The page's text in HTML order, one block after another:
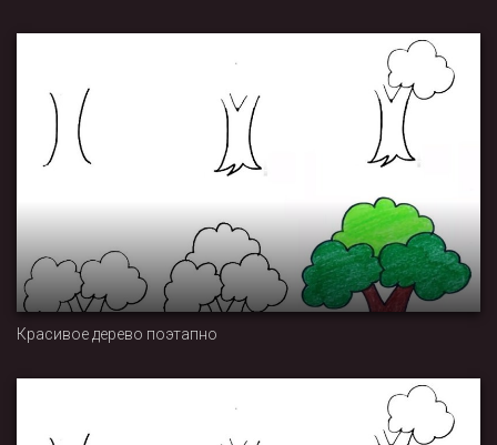
Красивое дерево поэтапно